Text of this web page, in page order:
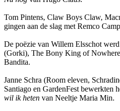
Tom Pintens, Claw Boys Claw,
gingen aan de slag met Remco
De poëzie van Willem Elsschot
(Gorki), The Bony King of
Bandita.
Janne Schra (Room eleven,
Santiago en GardenFest bewerkten
wil ik heten van Neeltje Maria Min.